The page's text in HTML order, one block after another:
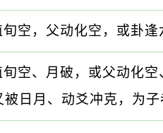
空，父动化空，或卦逢
空、月破，或父动化
日月、动爻冲克，为